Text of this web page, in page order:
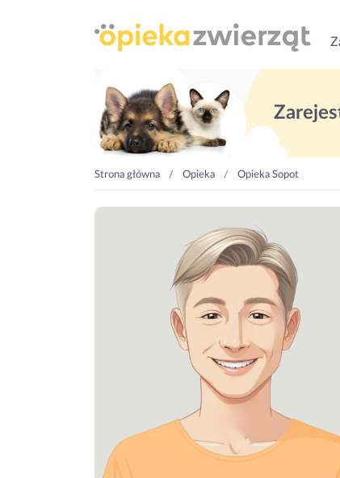
Strona główna Opieka Opieka Sopot